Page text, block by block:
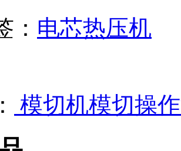
电芯热压机
模切机模切操